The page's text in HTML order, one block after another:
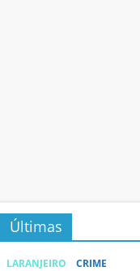
Últimas
LARANJEIRO CRIME